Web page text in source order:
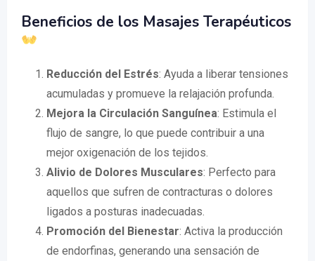
Beneficios de los Masajes Terapéuticos
Reducción del Estrés: Ayuda a liberar tensiones
acumuladas y promueve la relajación profunda.
Mejora la Circulación Sanguínea: Estimula el
flujo de sangre, lo que puede contribuir a una
mejor oxigenación de los tejidos.
Alivio de Dolores Musculares: Perfecto para
aquellos que sufren de contracturas o dolores
ligados a posturas inadecuadas.
Promoción del Bienestar: Activa la producción
de endorfinas, generando una sensación de